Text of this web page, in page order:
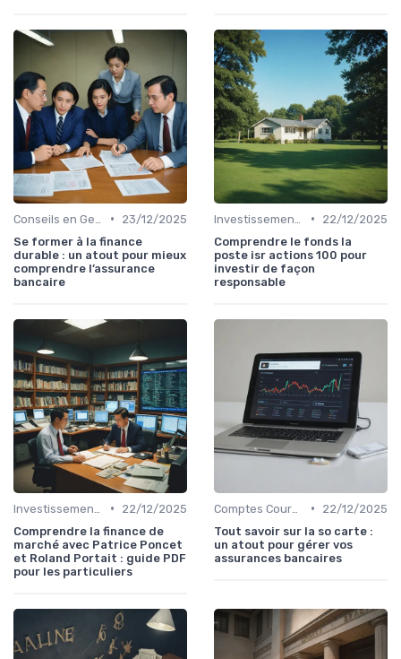
•
23/12/2025
Se former à la finance
durable : un atout pour mieux
comprendre l’assurance
bancaire
•
22/12/2025
Comprendre le fonds la
poste isr actions 100 pour
investir de façon
responsable
•
22/12/2025
Comprendre la finance de
marché avec Patrice Poncet
et Roland Portait : guide PDF
pour les particuliers
•
22/12/2025
Tout savoir sur la so carte :
un atout pour gérer vos
assurances bancaires